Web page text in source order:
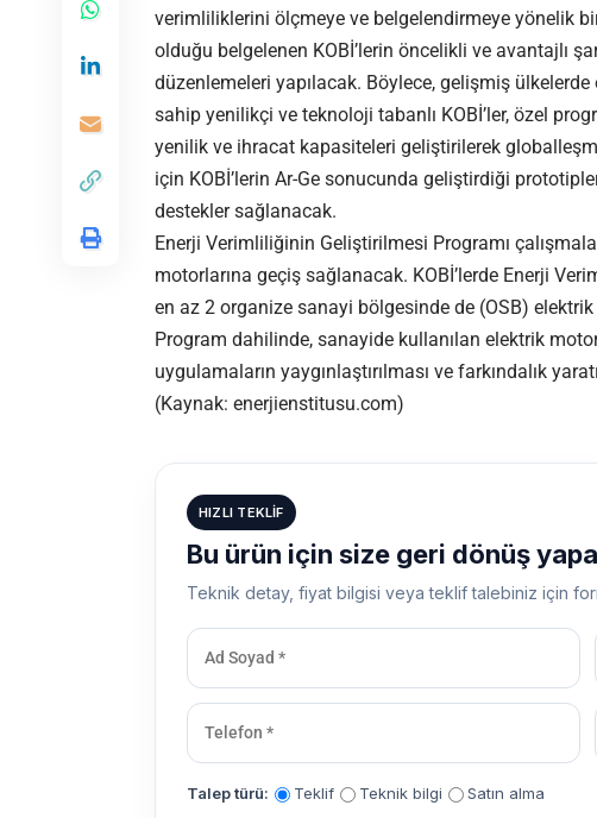
verimliliklerini ölçmeye ve belgelendirmeye yönelik
olduğu belgelenen KOBİ’lerin öncelikli ve avantajlı
düzenlemeleri yapılacak. Böylece, gelişmiş
sahip yenilikçi ve teknoloji tabanlı KOBİ’ler, özel
yenilik ve ihracat kapasiteleri geliştirilerek
için KOBİ’lerin Ar-Ge sonucunda geliştirdiği
destekler sağlanacak.
Enerji Verimliliğinin Geliştirilmesi Programı
motorlarına geçiş sağlanacak. KOBİ’lerde Enerji
en az 2 organize sanayi bölgesinde de (OSB)
Program dahilinde, sanayide kullanılan elektrik
uygulamaların yaygınlaştırılması ve farkındalık
(Kaynak: enerjienstitusu.com)
HIZLI TEKLIF
Bu ürün için size geri dönüş
Teknik detay, fiyat bilgisi veya teklif talebiniz için
Talep türü: Teklif Teknik bilgi Satın alma